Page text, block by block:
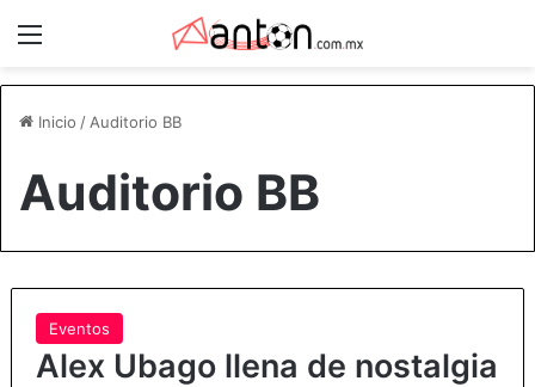
Inicio / Auditorio BB
Auditorio BB
Eventos
Alex Ubago llena de nostalgia